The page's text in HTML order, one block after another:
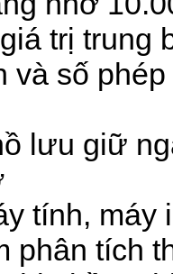
trị trung
và số
lưu giữ
tính, máy
phân tích